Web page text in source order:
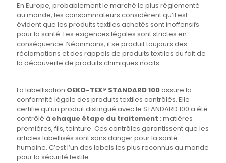
En Europe, probablement le marché le plus réglementé
au monde, les consommateurs considèrent qu’il est
évident que les produits textiles achetés sont inoffensifs
pour la santé. Les exigences légales sont strictes en
conséquence. Néanmoins, il se produit toujours des
réclamations et des rappels de produits textiles du fait de
la découverte de produits chimiques nocifs.
La labellisation OEKO-TEX® STANDARD 100assure la
conformité légale des produits textiles contrôlés. Elle
certifie qu’un produit distingué avec le STANDARD 100 a été
contrôlé à chaque étape du traitement : matières
premières, fils, teinture. Ces contrôles garantissent que les
articles labellisés sont sans danger pour la santé
humaine. C’est l’un des labels les plus reconnus au monde
pour la sécurité textile.